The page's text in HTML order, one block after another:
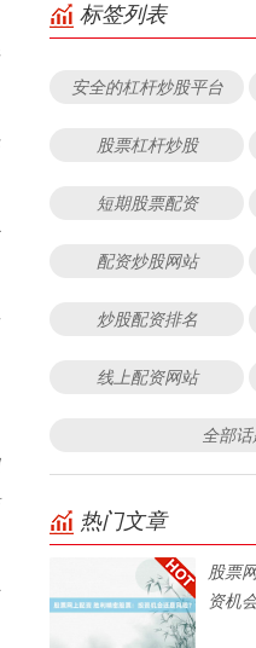
标签列表
安全的杠杆炒股平台
股票杠杆炒股
短期股票配资
配资炒股网站
炒股配资排名
线上配资网站
全部
热门文章
股票
资机